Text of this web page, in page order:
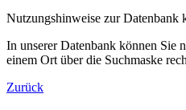
Nutzungshinweise zur Datenbank
In unserer Datenbank können Sie
einem Ort über die Suchmaske
Zurück